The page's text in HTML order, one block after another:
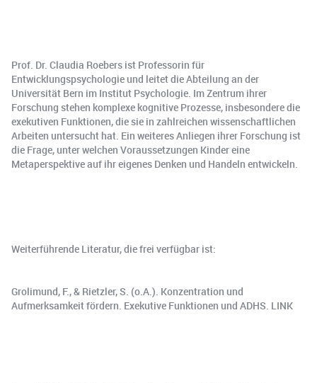
Prof. Dr. Claudia Roebers ist Professorin für
Entwicklungspsychologie und leitet die Abteilung an der
Universität Bern im Institut Psychologie. Im Zentrum ihrer
Forschung stehen komplexe kognitive Prozesse, insbesondere die
exekutiven Funktionen, die sie in zahlreichen wissenschaftlichen
Arbeiten untersucht hat. Ein weiteres Anliegen ihrer Forschung ist
die Frage, unter welchen Voraussetzungen Kinder eine
Metaperspektive auf ihr eigenes Denken und Handeln entwickeln.
Weiterführende Literatur, die frei verfügbar ist:
Grolimund, F., & Rietzler, S. (o.A.). Konzentration und
Aufmerksamkeit fördern. Exekutive Funktionen und ADHS. LINK